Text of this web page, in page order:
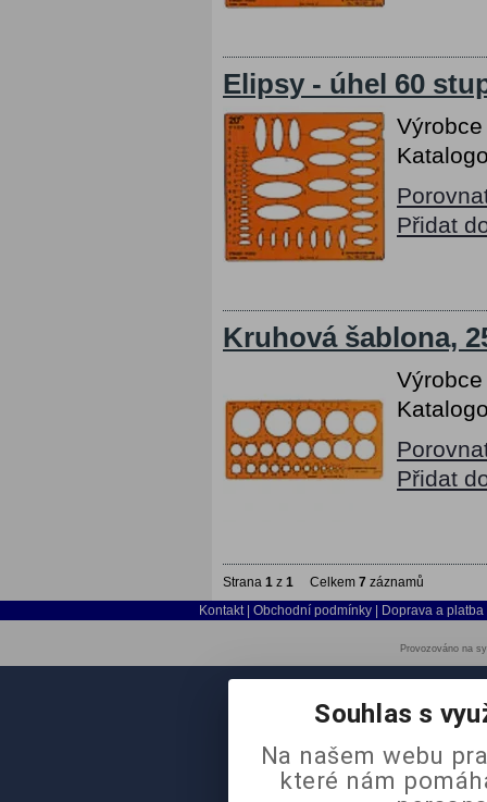
Elipsy - úhel 60
Přidat
Kruhová šablona,
Přidat
Strana 1 z 1 Celkem 7 záznamů
Kontakt
Obchodní podmínky Doprava a platba
Provozováno na
Souhlas s
Na našem webu
které nám